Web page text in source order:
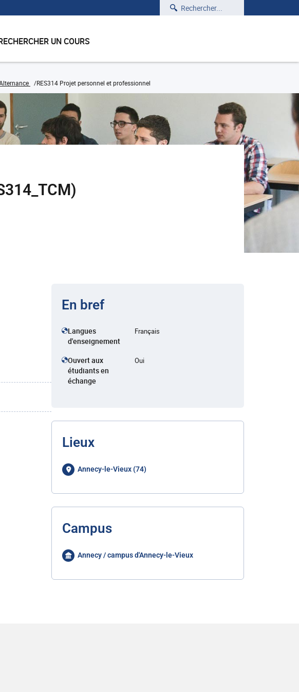
Rechercher
UN COURS
RES314 Projet personnel et professionnel
En bref
Langues
d'enseignement
Français
Ouvert aux
étudiants en
échange
Oui
Lieux
Annecy-le-Vieux (74)
Campus
Annecy / campus d'Annecy-le-Vieux